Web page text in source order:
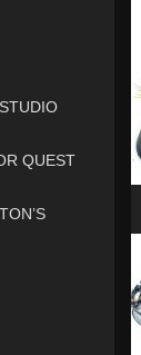
QUEST